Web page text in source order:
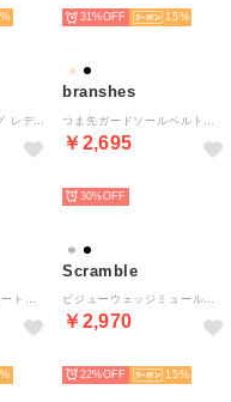
31%
15
branshes
￥2,695
30%
ドットチュール重ねアート柄Tシャツ （オフホワイト）
Scramble
ビジューウェッジミュールサンダル （ブラック）
￥2,970
22%
15